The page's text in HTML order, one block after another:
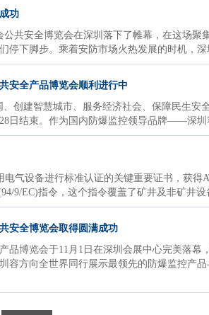
功
公共安全博览会在深圳落下了帷幕，在这场
停下脚步。乘着安防市场火热发展的时机，
安全产品博览会顺利进行中
、创建智慧城市、服务经济社会、保障民生
日结束。作为国内防爆监控领导品牌——深
气设备进行标准认证的关键重要证书，获
9/EC)指令，这个指令覆盖了矿井及非矿井
安全博览会取得圆满成功
品博览会于11月1日在深圳会展中心完美落
容方向全世界同行展示最领先的防爆监控产